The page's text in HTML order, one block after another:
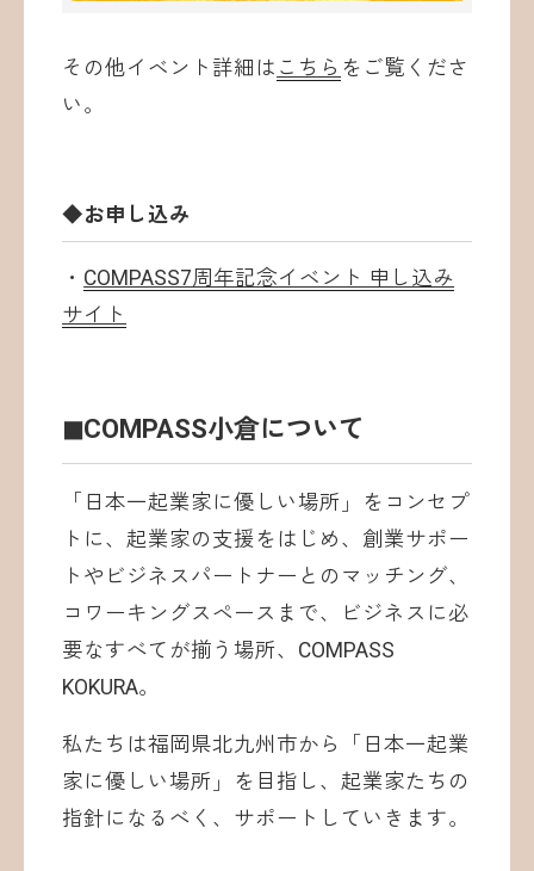
その他イベント詳細は こちら をご覧くださ
い。
◆お申し込み
・ COMPASS7周年記念イベント 申し込み
サイト
◼︎COMPASS小倉について
「日本一起業家に優しい場所」をコンセプ
トに、起業家の支援をはじめ、創業サポー
トやビジネスパートナーとのマッチング、
コワーキングスペースまで、ビジネスに必
要なすべてが揃う場所、COMPASS
KOKURA。
私たちは福岡県北九州市から「日本一起業
家に優しい場所」を目指し、起業家たちの
指針になるべく、サポートしていきます。